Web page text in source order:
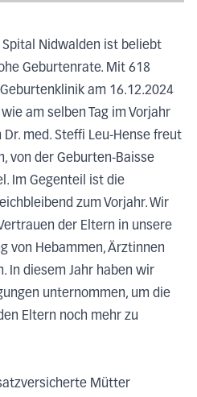
Nidwalden ist beliebt
Geburtenrate. Mit 618
am 16.12.2024
am selben Tag im Vorjahr
med. Steffi Leu-Hense freut
von der Geburten-Baisse
Im Gegenteil ist die
zum Vorjahr. Wir
der Eltern in unsere
von Hebammen, Ärztinnen
In diesem Jahr haben wir
unternommen, um die
Eltern noch mehr zu
Mütter